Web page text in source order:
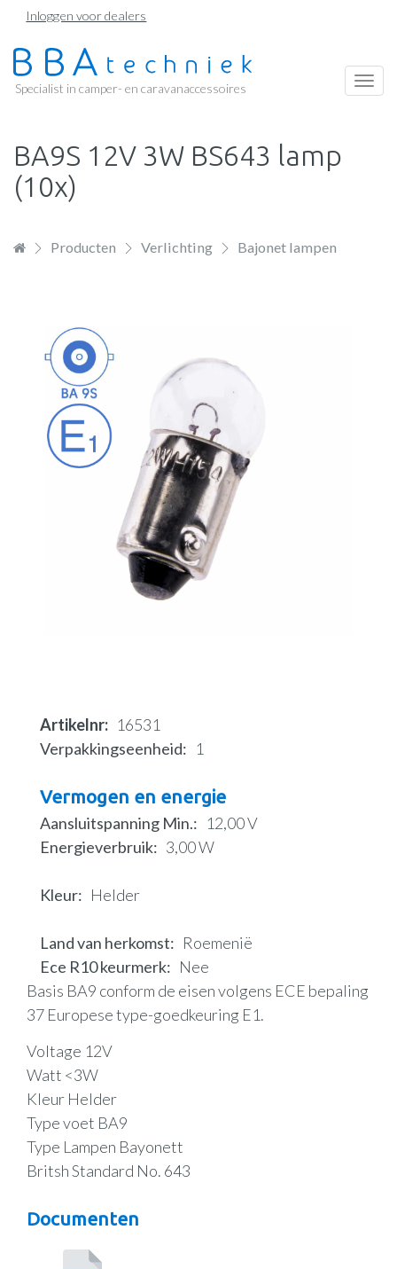
Overslaan
naar
de
Inloggen voor dealers
Specialist in camper- en caravanaccessoires
BA9S 12V 3W BS643 lamp
(10x)
Producten Verlichting Bajonet lampen
Artikelnr
16531
Verpakkingseenheid
1
Vermogen en energie
Aansluitspanning Min.
12,00 V
Energieverbruik
3,00 W
Kleur Helder
Land van herkomst
Roemenië
Ece R10 keurmerk
Nee
Basis BA9 conform de eisen volgens ECE bepaling
37 Europese type-goedkeuring E1.
Voltage 12V
Watt <3W
Kleur Helder
Type voet BA9
Type Lampen Bayonett
Britsh Standard No. 643
Documenten